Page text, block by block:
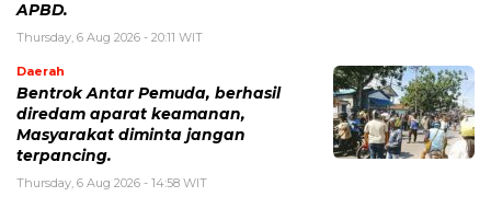
APBD.
Thursday, 6 Aug 2026 - 20:11 WIT
Daerah
Bentrok Antar Pemuda, berhasil
diredam aparat keamanan,
Masyarakat diminta jangan
terpancing.
Thursday, 6 Aug 2026 - 14:58 WIT